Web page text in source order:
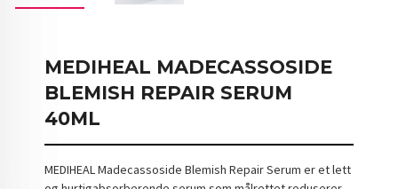
MEDIHEAL MADECASSOSIDE
BLEMISH REPAIR SERUM
40ML
MEDIHEAL Madecassoside Blemish Repair Serum er et lett